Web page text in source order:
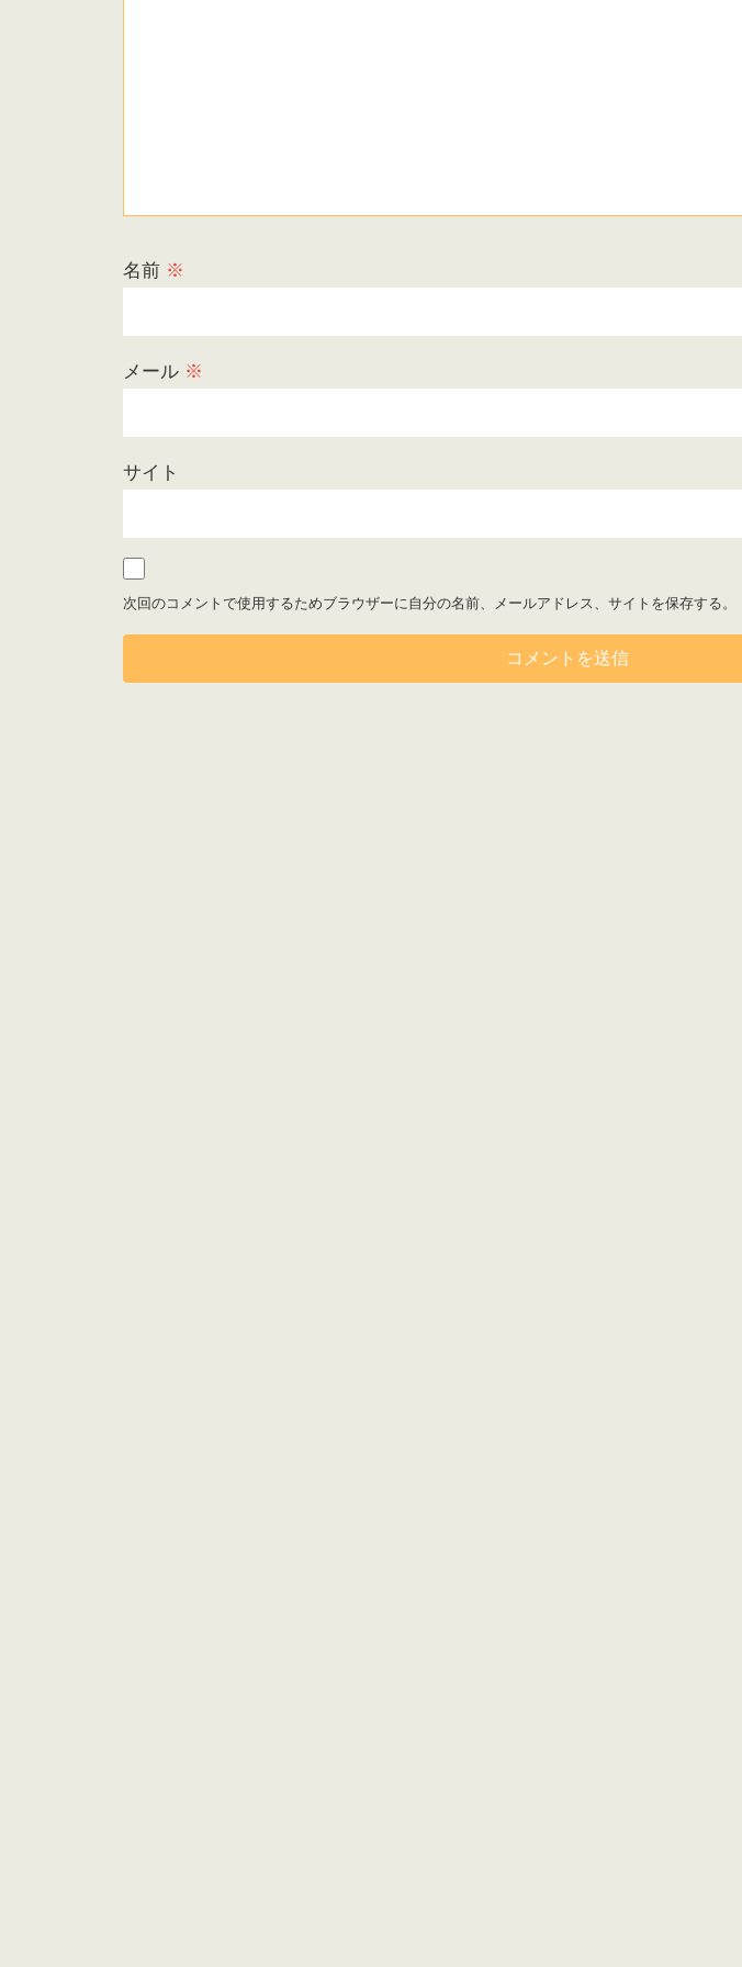
名前 ※
メール ※
サイト
次回のコメントで使用するためブラウザーに自分の名前、メールアドレス、サイトを保存する。